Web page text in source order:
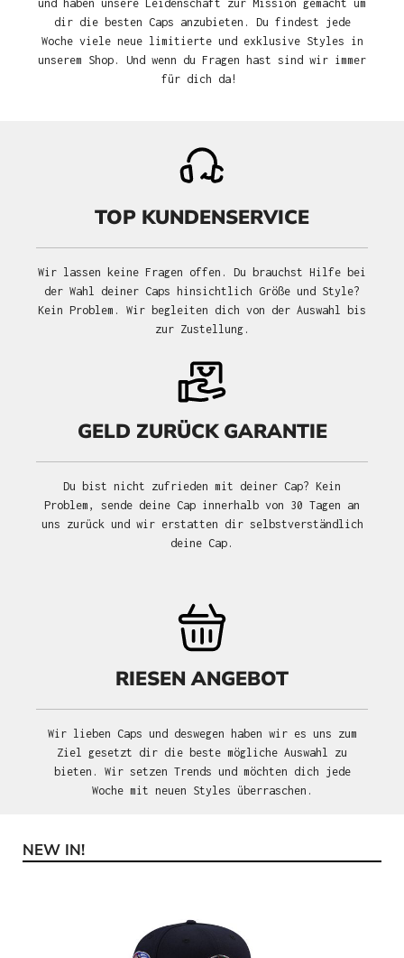
und haben unsere Leidenschaft zur Mission gemacht um
dir die besten Caps anzubieten. Du findest jede
Woche viele neue limitierte und exklusive Styles in
unserem Shop. Und wenn du Fragen hast sind wir immer
für dich da!
TOP KUNDENSERVICE
Wir lassen keine Fragen offen. Du brauchst Hilfe bei
der Wahl deiner Caps hinsichtlich Größe und Style?
Kein Problem. Wir begleiten dich von der Auswahl bis
zur Zustellung.
GELD ZURÜCK GARANTIE
Du bist nicht zufrieden mit deiner Cap? Kein
Problem, sende deine Cap innerhalb von 30 Tagen an
uns zurück und wir erstatten dir selbstverständlich
deine Cap.
RIESEN ANGEBOT
Wir lieben Caps und deswegen haben wir es uns zum
Ziel gesetzt dir die beste mögliche Auswahl zu
bieten. Wir setzen Trends und möchten dich jede
Woche mit neuen Styles überraschen.
Produktgalerie überspringen
NEW IN!